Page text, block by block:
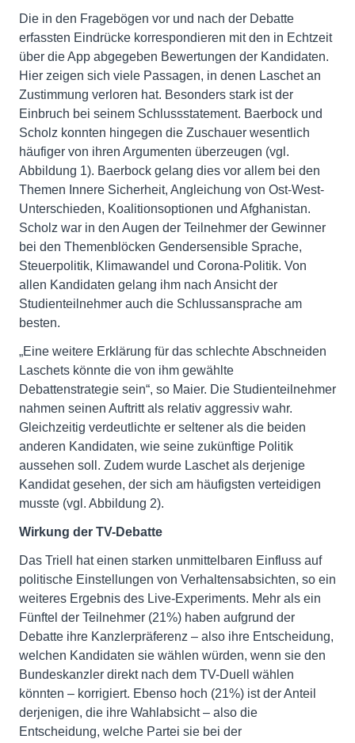
Die in den Fragebögen vor und nach der Debatte
erfassten Eindrücke korrespondieren mit den in Echtzeit
über die App abgegeben Bewertungen der Kandidaten.
Hier zeigen sich viele Passagen, in denen Laschet an
Zustimmung verloren hat. Besonders stark ist der
Einbruch bei seinem Schlussstatement. Baerbock und
Scholz konnten hingegen die Zuschauer wesentlich
häufiger von ihren Argumenten überzeugen (vgl.
Abbildung 1). Baerbock gelang dies vor allem bei den
Themen Innere Sicherheit, Angleichung von Ost-West-
Unterschieden, Koalitionsoptionen und Afghanistan.
Scholz war in den Augen der Teilnehmer der Gewinner
bei den Themenblöcken Gendersensible Sprache,
Steuerpolitik, Klimawandel und Corona-Politik. Von
allen Kandidaten gelang ihm nach Ansicht der
Studienteilnehmer auch die Schlussansprache am
besten.
„Eine weitere Erklärung für das schlechte Abschneiden
Laschets könnte die von ihm gewählte
Debattenstrategie sein“, so Maier. Die Studienteilnehmer
nahmen seinen Auftritt als relativ aggressiv wahr.
Gleichzeitig verdeutlichte er seltener als die beiden
anderen Kandidaten, wie seine zukünftige Politik
aussehen soll. Zudem wurde Laschet als derjenige
Kandidat gesehen, der sich am häufigsten verteidigen
musste (vgl. Abbildung 2).
Wirkung der TV-Debatte
Das Triell hat einen starken unmittelbaren Einfluss auf
politische Einstellungen von Verhaltensabsichten, so ein
weiteres Ergebnis des Live-Experiments. Mehr als ein
Fünftel der Teilnehmer (21%) haben aufgrund der
Debatte ihre Kanzlerpräferenz – also ihre Entscheidung,
welchen Kandidaten sie wählen würden, wenn sie den
Bundeskanzler direkt nach dem TV-Duell wählen
könnten – korrigiert. Ebenso hoch (21%) ist der Anteil
derjenigen, die ihre Wahlabsicht – also die
Entscheidung, welche Partei sie bei der